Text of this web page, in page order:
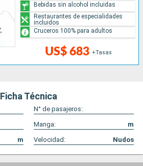
US$ 683 +Tasas
Bebidas sin alcohol incluidas
Restaurantes de especialidades
incluidos
Cruceros 100% para adultos
Ficha Técnica
N° de pasajeros:
Manga:
m
m Velocidad: Nudos